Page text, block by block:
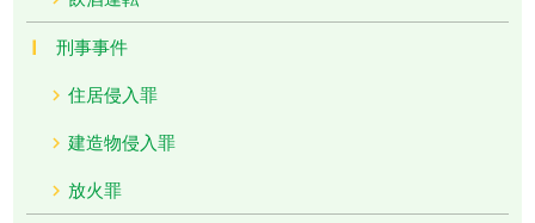
刑事事件
住居侵入罪
建造物侵入罪
放火罪